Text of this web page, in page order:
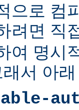
으로 컴
려면 직
여 명시
래서 아